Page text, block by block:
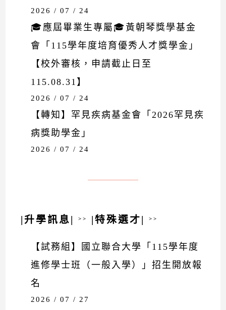
2026 / 07 / 24
🎓應屆畢業生專屬🎓黃朝琴獎學基金
會「115學年度培育優秀人才獎學金」
【校外審核，申請截止日至
115.08.31】
2026 / 07 / 24
【轉知】罕見疾病基金會「2026罕見疾
病獎助學金」
2026 / 07 / 24
|升學訊息|>> |特殊選才|>>
【試務組】國立聯合大學「115學年度
進修學士班（一般入學）」招生開放報
名
2026 / 07 / 27